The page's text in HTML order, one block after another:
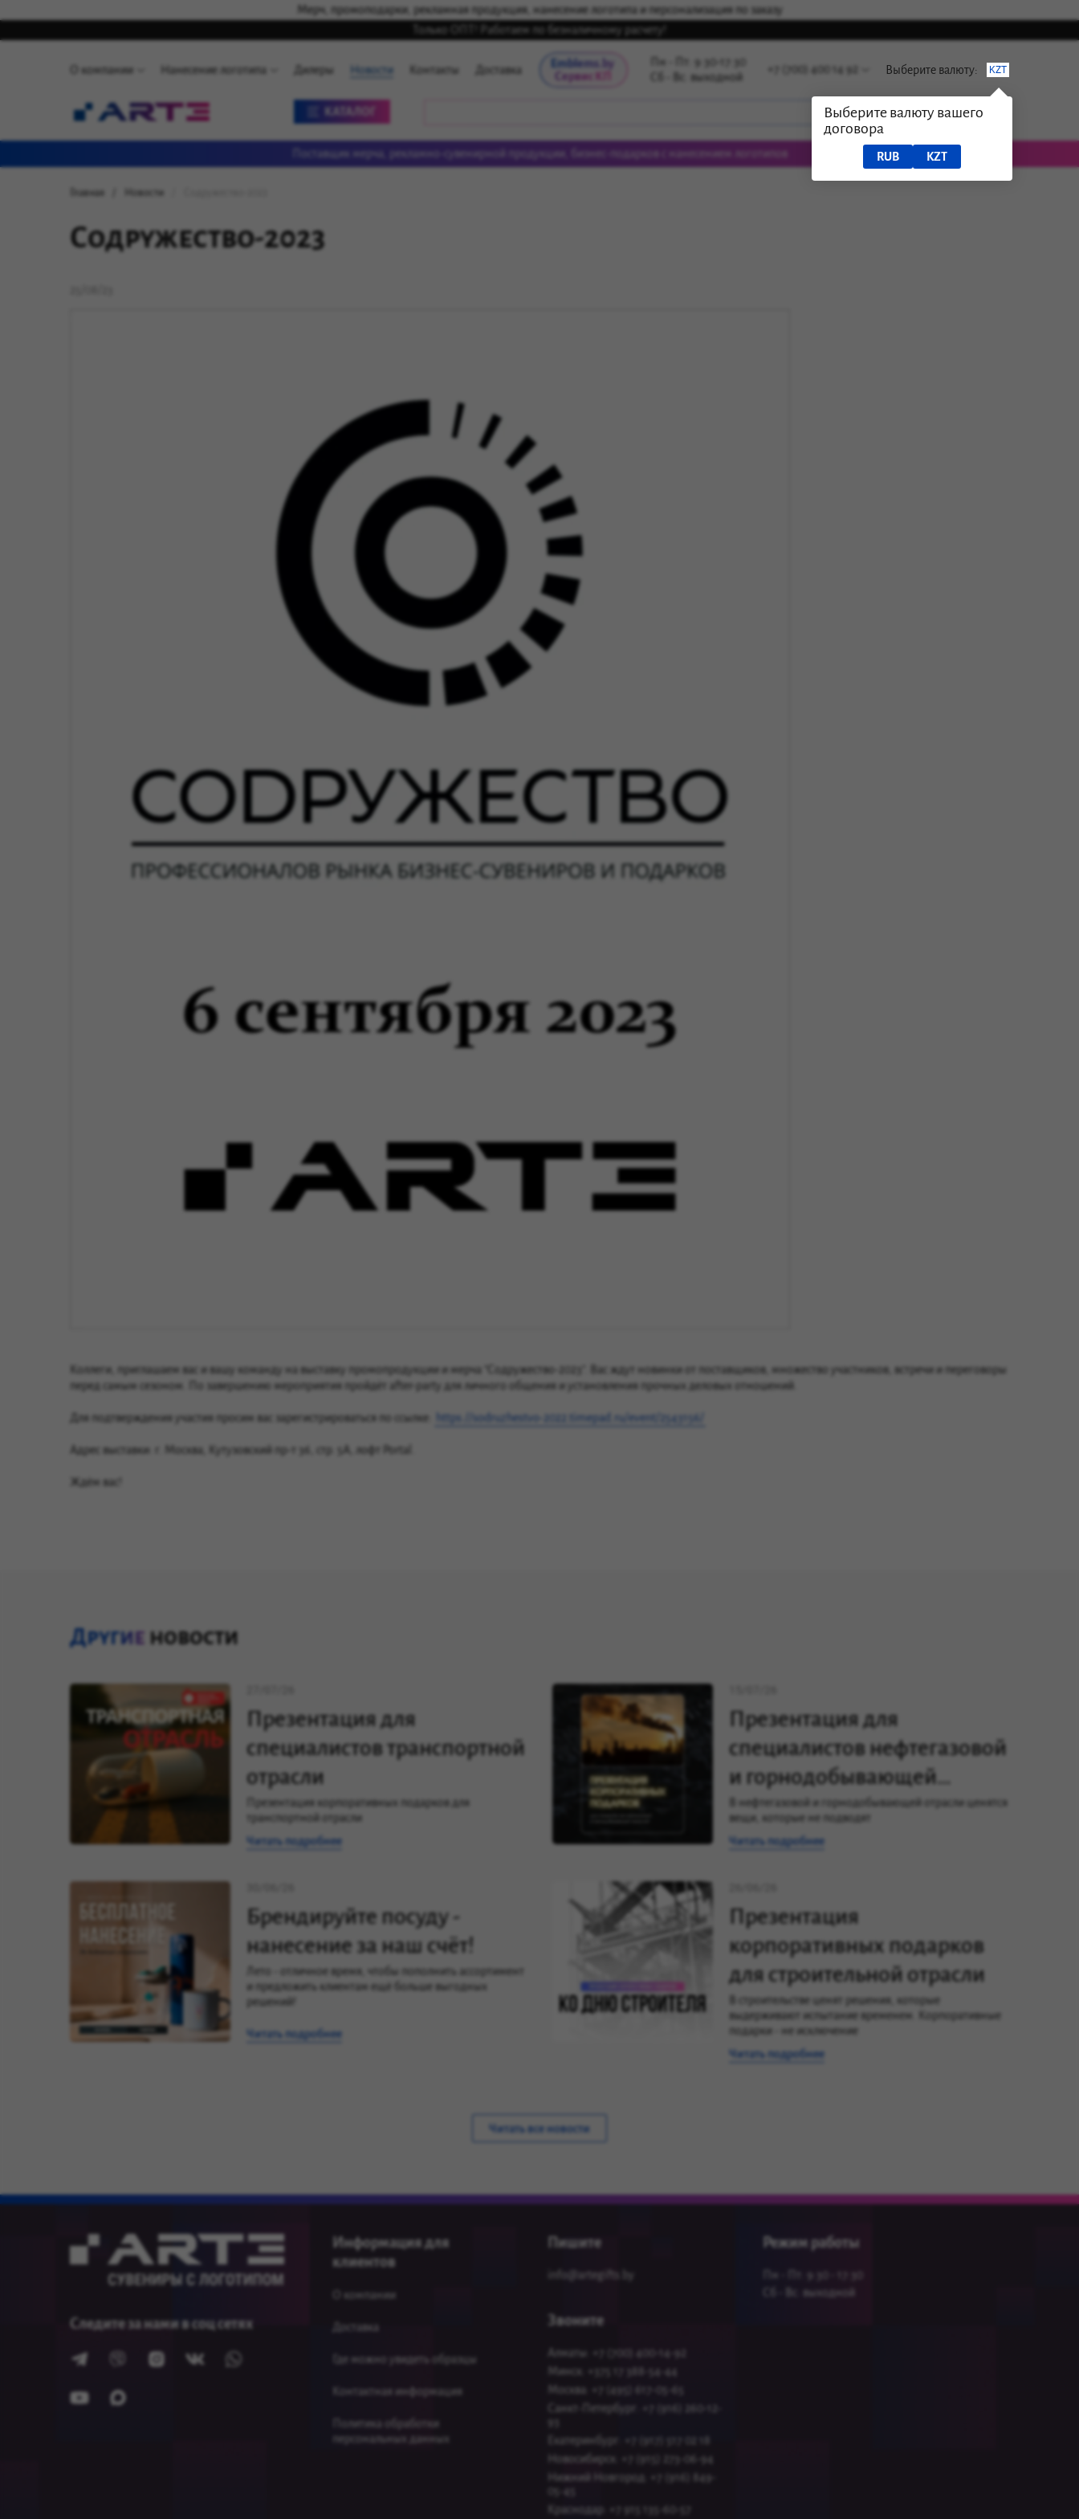
Мерч, промоподарки, рекламная продукция, нанесение логотипа и персонализация по заказу
Только ОПТ! Работаем по безналичному расчету!
О компании Нанесение логотипа Дилеры Новости Контакты Доставка
Emblems.by
Сервис КП
Пн - Пт: 9:30-17:30
Сб - Вс: выходной
+7 (700) 400 14 92
Выберите валюту вашего
договора
RUB KZT
Выберите валюту: KZT
Войти
Поставщик мерча, рекламно-сувенирной продукции, бизнес-подарков с нанесением логотипов
Главная Новости
Содружество-2023
Коллеги, приглашаем вас и вашу команду на выставку промопродукции и мерча "Содружество-2023". Вас ждут новинки от поставщиков, множество участников, встречи и переговоры
перед самым сезоном. По завершению мероприятия пройдёт after-party для личного общения и установления прочных деловых отношений.
Для подтверждения участия просим вас зарегистрироваться по ссылке: https://sodruzhestvo-2022.timepad.ru/event/2543156/
Адрес выставки: г. Москва, Кутузовский пр-т 36, стр. 5А, лофт Portal.
Ждём вас!
Другие новости
Презентация для
специалистов транспортной
отрасли
Презентация корпоративных подарков для
транспортной отрасли
Читать подробнее
Презентация для
специалистов нефтегазовой
и горнодобывающей
отраслей
В нефтегазовой и горнодобывающей отрасли ценятся
вещи, которые не подводят
Читать подробнее
Брендируйте посуду -
нанесение за наш счёт!
Лето - отличное время, чтобы пополнить ассортимент
и предложить клиентам ещё больше выгодных
решений!
Читать подробнее
Презентация
корпоративных подарков
для строительной отрасли
В строительстве ценят решения, которые
выдерживают испытание временем. Корпоративные
подарки - не исключение
Читать подробнее
Читать все новости
Следите за нами в соц сетях
Информация для
клиентов
О компании
Доставка
Где можно увидеть образцы
Контактная информация
Политика обработки
персональных данных
Пишите
info@artegifts.by
Звоните
Алматы: +7 (700) 400-14-92
Минск: +375 17 388-54-44
Москва: +7 (495) 617-05-65
Санкт-Петербург: +7 (916) 260-12-
Екатеринбург: +7 (917) 517 02 18
Новосибирcк: +7 (915) 273-06-94
Нижний Новгород: +7 (916) 849-
05-45
Краснодар: +7 915 135-60-57
Режим работы
Пн - Пт: 9:30 - 17:30
Сб - Вс: выходной